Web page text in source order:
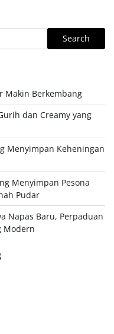
Search
Makin Berkembang
dan Creamy yang
Menyimpan Keheningan
Menyimpan Pesona
Pudar
Napas Baru, Perpaduan
Modern